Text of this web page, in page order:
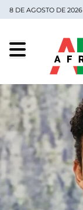
8 DE AGOSTO DE 2026